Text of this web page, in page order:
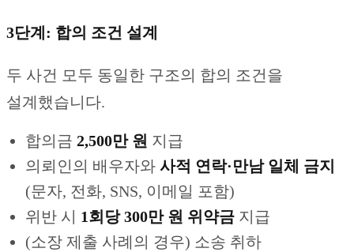
3단계: 합의 조건 설계
두 사건 모두 동일한 구조의 합의 조건을
설계했습니다.
합의금 2,500만 원 지급
의뢰인의 배우자와 사적 연락·만남 일체 금지
(문자, 전화, SNS, 이메일 포함)
위반 시 1회당 300만 원 위약금 지급
(소장 제출 사례의 경우) 소송 취하